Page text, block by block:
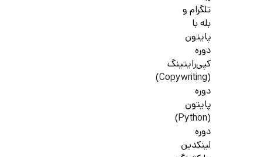
تلگرام و
بله با
پایتون
دوره
کپی‌رایتینگ
(Copywriting)
دوره
پایتون
(Python)
دوره
لینکدین